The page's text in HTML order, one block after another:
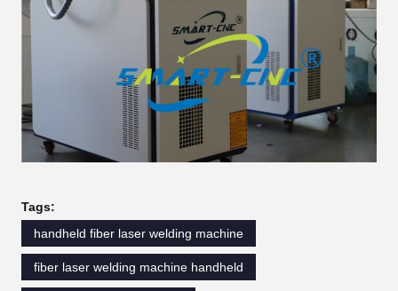
Tags:
handheld fiber laser welding machine
fiber laser welding machine handheld